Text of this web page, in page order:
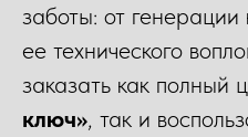
заботы: от
ее технического
заказать как полный
ключ», так и